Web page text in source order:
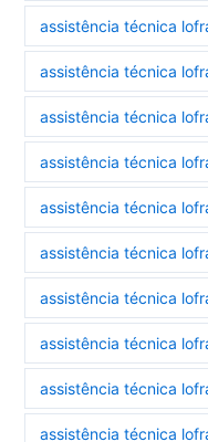
assistência técnica
assistência técnica
assistência técnica
assistência técnica
assistência técnica
assistência técnica
assistência técnica
assistência técnica
assistência técnica
assistência técnica